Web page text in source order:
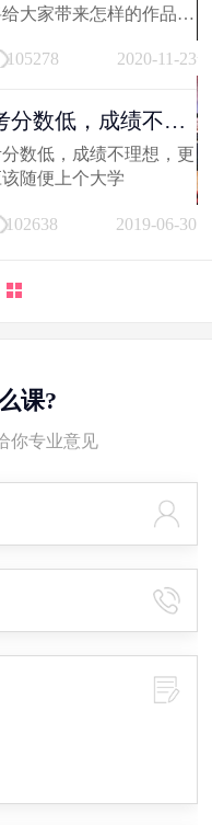
给大家带来怎样的作品
105278 2020-11-23
分数低，成绩不理
更不应...
数低，成绩不理想，更
随便上个大学
102638 2019-06-30
课?
你专业意见